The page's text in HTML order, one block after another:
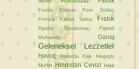
Fındık Krokan
Fırın Sütlaç
Fırında Kabak Tatlısı
Fıstık
Fıstıklı Dondurma
Fıstıklı
Muhallebi
Ganaj
Geleneksel Lezzetler
Havuç Havuçlu Kek
Havuçlu
Muffin Hindistan Cevizi
Islak